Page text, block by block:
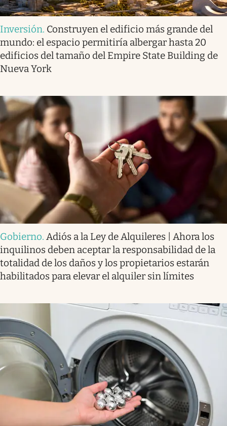
Inversión. Construyen el edificio más grande del
mundo: el espacio permitiría albergar hasta 20
edificios del tamaño del Empire State Building de
Nueva York
Gobierno. Adiós a la Ley de Alquileres | Ahora los
inquilinos deben aceptar la responsabilidad de la
totalidad de los daños y los propietarios estarán
habilitados para elevar el alquiler sin límites